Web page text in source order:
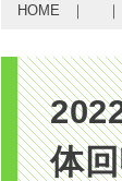
HOME
体